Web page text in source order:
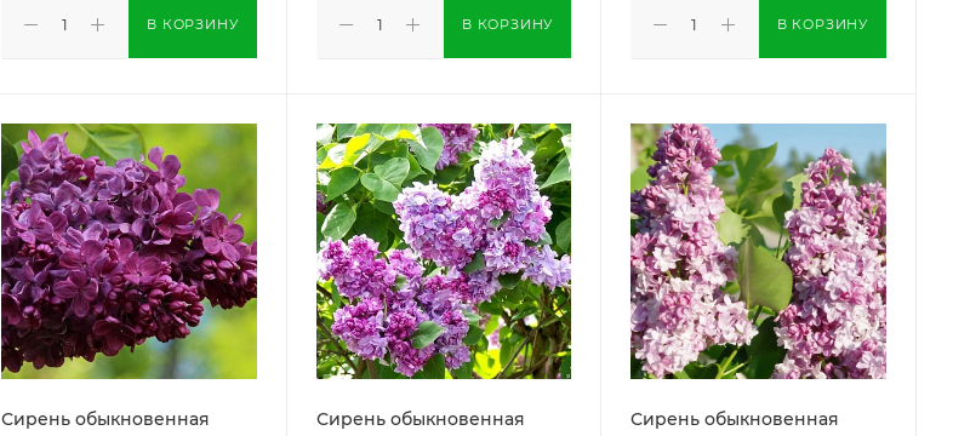
В КОРЗИНУ В КОРЗИНУ В КОРЗИНУ
Сирень обыкновенная
Сирень обыкновенная
Сирень обыкновенная